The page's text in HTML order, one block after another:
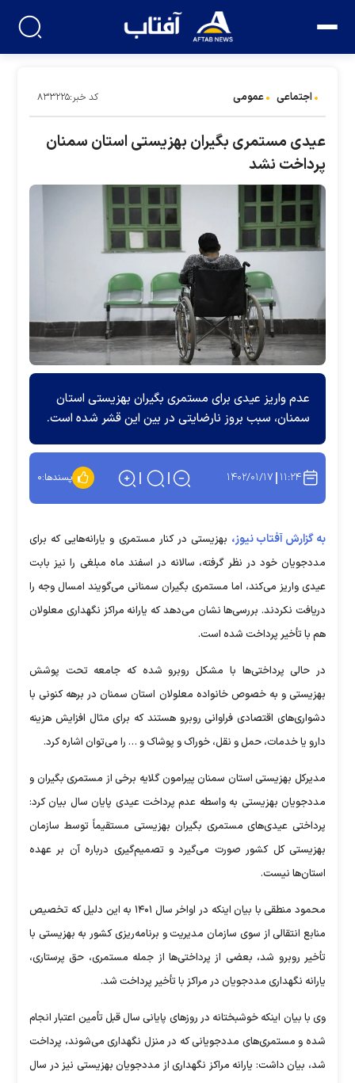
اجتماعی عمومی کد خبر:۸۳۳۲۲۵
عیدی مستمری بگیران بهزیستی استان سمنان
پرداخت نشد
عدم واریز عیدی برای مستمری بگیران بهزیستی استان
سمنان، سبب بروز نارضایتی در بین این قشر شده است.
۱۱:۲۴ ۱۴۰۲/۰۱/۱۷ پسندها:۰
به گزارش آفتاب نیوز، بهزیستی در کنار مستمری و یارانه‌هایی که برای
مددجویان خود در نظر گرفته، سالانه در اسفند ماه مبلغی را نیز بابت
عیدی واریز می‌کند، اما مستمری بگیران سمنانی می‌گویند امسال وجه را
دریافت نکردند. بررسی‌ها نشان می‌دهد که یارانه مراکز نگهداری معلولان
هم با تأخیر پرداخت شده است.
در حالی پرداختی‌ها با مشکل روبرو شده که جامعه تحت پوشش
بهزیستی و به خصوص خانواده معلولان استان سمنان در برهه کنونی با
دشواری‌های اقتصادی فراوانی روبرو هستند که برای مثال افزایش هزینه
دارو یا خدمات، حمل و نقل، خوراک و پوشاک و … را می‌توان اشاره کرد.
مدیرکل بهزیستی استان سمنان پیرامون گلایه برخی از مستمری بگیران و
مددجویان بهزیستی به واسطه عدم پرداخت عیدی پایان سال بیان کرد:
پرداختی عیدی‌های مستمری بگیران بهزیستی مستقیماً توسط سازمان
بهزیستی کل کشور صورت می‌گیرد و تصمیم‌گیری درباره آن بر عهده
استان‌ها نیست.
محمود منطقی با بیان اینکه در اواخر سال ۱۴۰۱ به این دلیل که تخصیص
منابع انتقالی از سوی سازمان مدیریت و برنامه‌ریزی کشور به بهزیستی با
تأخیر روبرو شد، بعضی از پرداختی‌ها از جمله مستمری، حق پرستاری،
یارانه نگهداری مددجویان در مراکز با تأخیر پرداخت شد.
وی با بیان اینکه خوشبختانه در روز‌های پایانی سال قبل تأمین اعتبار انجام
شده و مستمری‌های مددجویانی که در منزل نگهداری می‌شوند، پرداخت
شد، بیان داشت: یارانه مراکز نگهداری از مددجویان بهزیستی نیز در سال